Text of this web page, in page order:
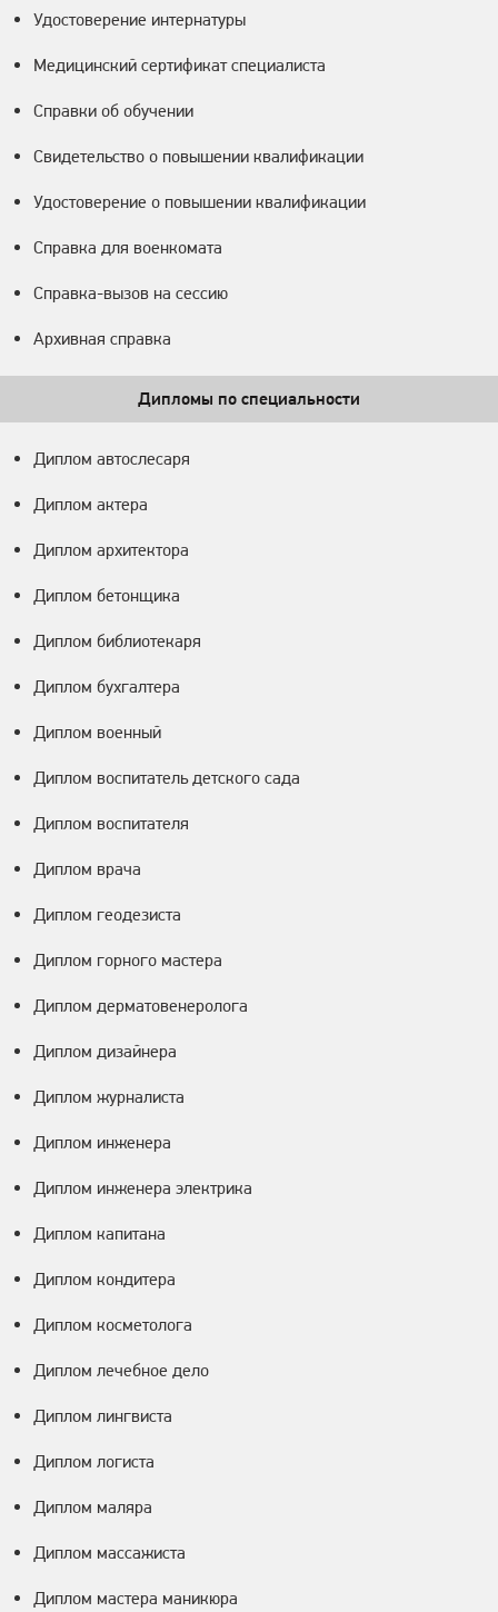
Удостоверение интернатуры
Медицинский сертификат специалиста
Справки об обучении
Свидетельство о повышении квалификации
Удостоверение о повышении квалификации
Справка для военкомата
Справка-вызов на сессию
Архивная справка
Дипломы по специальности
Диплом автослесаря
Диплом актера
Диплом архитектора
Диплом бетонщика
Диплом библиотекаря
Диплом бухгалтера
Диплом военный
Диплом воспитатель детского сада
Диплом воспитателя
Диплом врача
Диплом геодезиста
Диплом горного мастера
Диплом дерматовенеролога
Диплом дизайнера
Диплом журналиста
Диплом инженера
Диплом инженера электрика
Диплом капитана
Диплом кондитера
Диплом косметолога
Диплом лечебное дело
Диплом лингвиста
Диплом логиста
Диплом маляра
Диплом массажиста
Диплом мастера маникюра